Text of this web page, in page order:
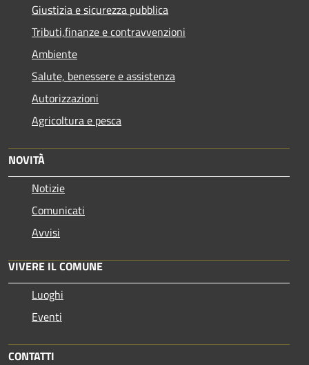
Giustizia e sicurezza pubblica
Tributi,finanze e contravvenzioni
Ambiente
Salute, benessere e assistenza
Autorizzazioni
Agricoltura e pesca
NOVITÀ
Notizie
Comunicati
Avvisi
VIVERE IL COMUNE
Luoghi
Eventi
CONTATTI